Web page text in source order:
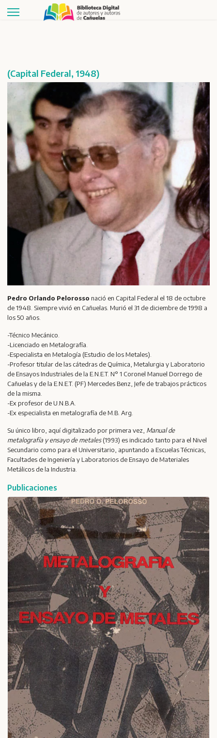
Publicaciones Géneros
(Capital Federal, 1948)
Pedro Orlando Pelorosso nació en Capital Federal el 18 de octubre
de 1948. Siempre vivió en Cañuelas. Murió el 31 de diciembre de 1998 a
los 50 años.
-Técnico Mecánico.
-Licenciado en Metalografía.
-Especialista en Metalogía (Estudio de los Metales).
-Profesor titular de las cátedras de Química, Metalurgia y Laboratorio
de Ensayos Industriales de la E.N.E.T. N° 1 Coronel Manuel Dorrego de
Cañuelas y de la E.N.E.T. (PF) Mercedes Benz, Jefe de trabajos prácticos
de la misma.
-Ex profesor de U.N.B.A.
-Ex especialista en metalografía de M.B. Arg.
Su único libro, aquí digitalizado por primera vez, Manual de
metalografía y ensayo de metales(1993) es indicado tanto para el Nivel
Secundario como para el Universitario, apuntando a Escuelas Técnicas,
Facultades de Ingeniería y Laboratorios de Ensayo de Materiales
Metálicos de la Industria.
Publicaciones